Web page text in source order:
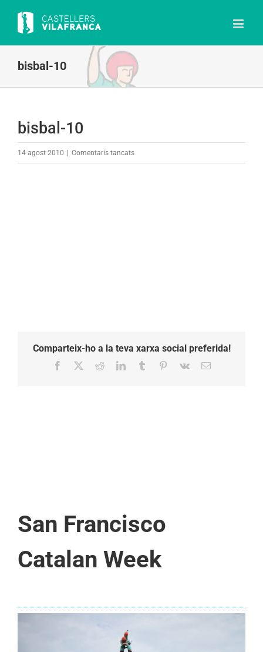
content
bisbal-10
bisbal-10
14 agost 2010 Comentaris tancatsa
Comparteix-ho a la teva xarxa social preferida!
Facebook RedditLinkedInTumblr Pinterest
Vk Email:
San Francisco
Catalan Week